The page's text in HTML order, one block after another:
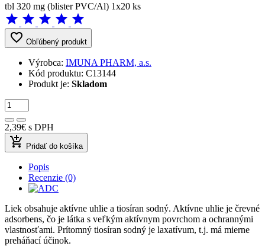
tbl 320 mg (blister PVC/Al) 1x20 ks
star star star star star
favorite_border Obľúbený produkt
Výrobca: IMUNA PHARM, a.s.
Kód produktu: C13144
Produkt je: Skladom
2,39€ s DPH
add_shopping_cart Pridať do košíka
Popis
Recenzie (0)
Liek obsahuje aktívne uhlie a tiosíran sodný. Aktívne uhlie je črevné
adsorbens, čo je látka s veľkým aktívnym povrchom a ochrannými
vlastnosťami. Prítomný tiosíran sodný je laxatívum, t.j. má mierne
preháňací účinok.